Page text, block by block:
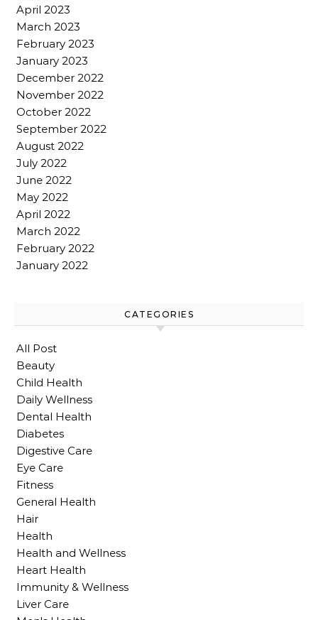
April 2023
March 2023
February 2023
January 2023
December 2022
November 2022
October 2022
September 2022
August 2022
July 2022
June 2022
May 2022
April 2022
March 2022
February 2022
January 2022
CATEGORIES
All Post
Beauty
Child Health
Daily Wellness
Dental Health
Diabetes
Digestive Care
Eye Care
Fitness
General Health
Hair
Health
Health and Wellness
Heart Health
Immunity & Wellness
Liver Care